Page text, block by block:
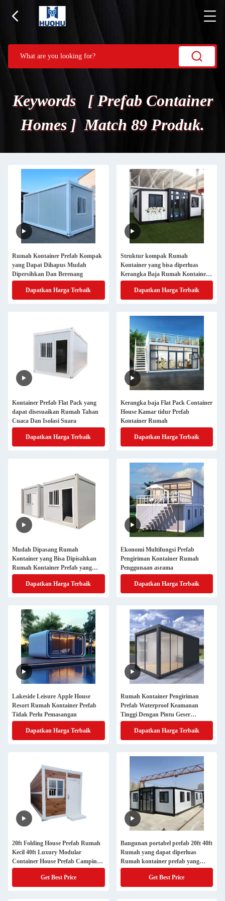
Keywords [ Prefab Container
Homes ] Match 89 Produk.
Rumah Kontainer Prefab Kompak
yang Dapat Dihapus Mudah
Dipersihkan Dan Berenang
Dapatkan Harga Terbaik
Struktur kompak Rumah
Kontainer yang bisa diperluas
Kerangka Baja Rumah Kontainer
Prefab
Dapatkan Harga Terbaik
Kontainer Prefab Flat Pack yang
dapat disesuaikan Rumah Tahan
Cuaca Dan Isolasi Suara
Dapatkan Harga Terbaik
Kerangka baja Flat Pack Container
House Kamar tidur Prefab
Kontainer Rumah
Dapatkan Harga Terbaik
Mudah Dipasang Rumah
Kontainer yang Bisa Dipisahkan
Rumah Kontainer Prefab yang
Disesuaikan
Dapatkan Harga Terbaik
Ekonomi Multifungsi Prefab
Pengiriman Kontainer Rumah
Penggunaan asrama
Dapatkan Harga Terbaik
Lakeside Leisure Apple House
Resort Rumah Kontainer Prefab
Tidak Perlu Pemasangan
Dapatkan Harga Terbaik
Rumah Kontainer Pengiriman
Prefab Waterproof Keamanan
Tinggi Dengan Pintu Geser
Aluminium
Dapatkan Harga Terbaik
20ft Folding House Prefab Rumah
Kecil 40ft Luxury Modular
Container House Prefab Camping
Home
Get Best Price
Bangunan portabel prefab 20ft 40ft
Rumah yang dapat diperluas
Rumah kontainer prefab yang
dapat diperluas Rumah Kantor
Rumah kecilGet Best Price